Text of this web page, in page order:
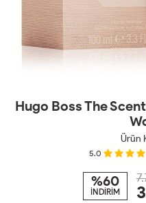
Hugo Boss The
Ürün
5.0
%60
İNDİRİM